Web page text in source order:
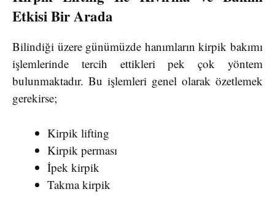
Etkisi Bir Arada
Bilindiği üzere günümüzde hanımların kirpik bakımı
işlemlerinde tercih ettikleri pek çok yöntem
bulunmaktadır. Bu işlemleri genel olarak özetlemek
gerekirse;
Kirpik lifting
Kirpik perması
İpek kirpik
Takma kirpik